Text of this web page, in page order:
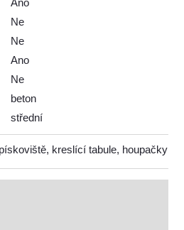
Ano
Ne
Ne
Ano
Ne
beton
střední
kreslící tabule, houpačky